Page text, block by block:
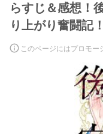
らすじ＆感想！
り上がり奮闘記！
このページにはプロモ